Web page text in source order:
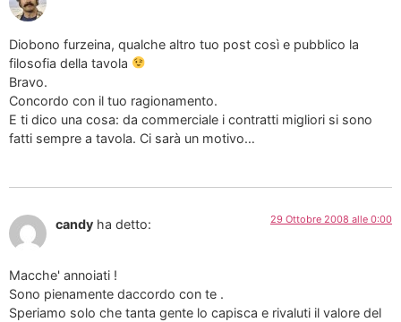
Diobono furzeina, qualche altro tuo post così e pubblico la
filosofia della tavola
Bravo.
Concordo con il tuo ragionamento.
E ti dico una cosa: da commerciale i contratti migliori si sono
fatti sempre a tavola. Ci sarà un motivo…
candy ha detto: 29 Ottobre 2008 alle 0:00
Macche' annoiati !
Sono pienamente daccordo con te .
Speriamo solo che tanta gente lo capisca e rivaluti il valore del